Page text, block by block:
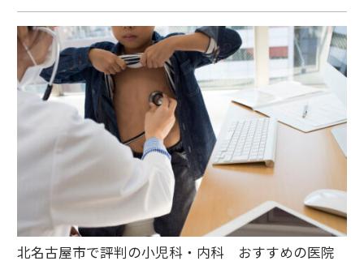
北名古屋市で評判の小児科・内科 おすすめの医院